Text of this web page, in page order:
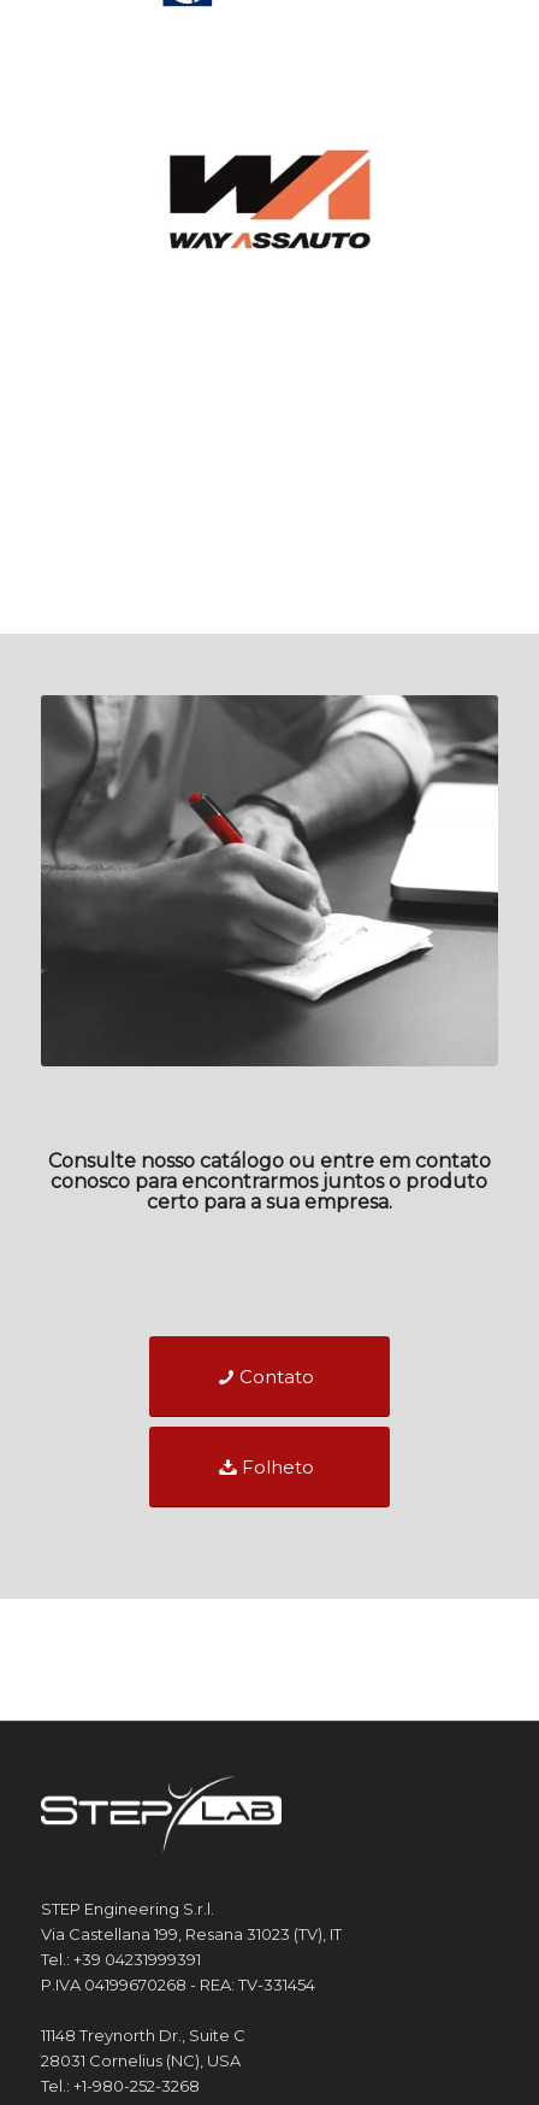
Consulte nosso catálogo ou entre em contato
conosco para encontrarmos juntos o produto
certo para a sua empresa.
Contato
Folheto
STEP Engineering S.r.l.
Via Castellana 199, Resana 31023 (TV), IT
Tel.: +39 04231999391
P.IVA 04199670268 - REA: TV-331454
11148 Treynorth Dr., Suite C
28031 Cornelius (NC), USA
Tel.: +1-980-252-3268